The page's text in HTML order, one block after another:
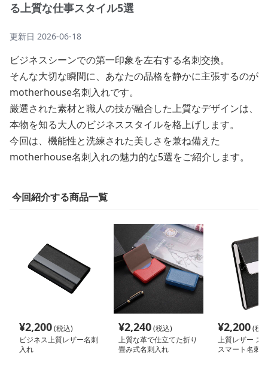
る上質な仕事スタイル5選
更新日 2026-06-18
ビジネスシーンでの第一印象を左右する名刺交換。
そんな大切な瞬間に、あなたの品格を静かに主張するのが
motherhouse名刺入れです。
厳選された素材と職人の技が融合した上質なデザインは、
本物を知る大人のビジネススタイルを格上げします。
今回は、機能性と洗練された美しさを兼ね備えた
motherhouse名刺入れの魅力的な5選をご紹介します。
今回紹介する商品一覧
¥2,200(税込)
ビジネス上質レザー名刺
入れ
¥2,240(税込)
上質な革で仕立てた折り
畳み式名刺入れ
¥2,200(税
上質レザー ス
スマート名刺